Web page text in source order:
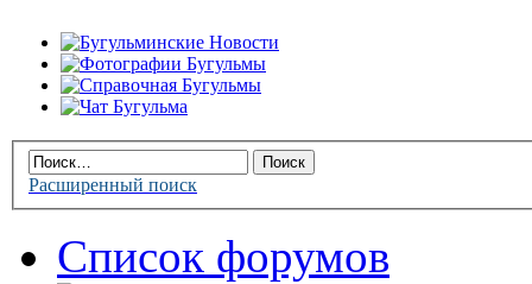
Расширенный поиск
Список форумов